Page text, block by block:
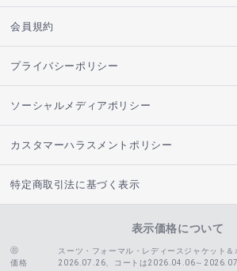
会員規約
プライバシーポリシー
ソーシャルメディアポリシー
カスタマーハラスメントポリシー
特定商取引法に基づく表示
表示価格について
価格
スーツ・フォーマル・レディースジャケット
2026.07.26、コートは2026.04.06～